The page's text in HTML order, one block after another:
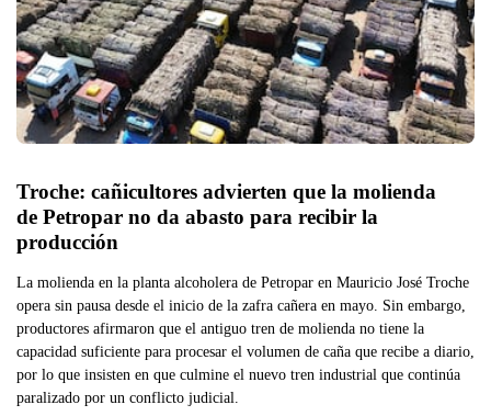
Troche: cañicultores advierten que la molienda
de Petropar no da abasto para recibir la
producción
La molienda en la planta alcoholera de Petropar en Mauricio José Troche
opera sin pausa desde el inicio de la zafra cañera en mayo. Sin embargo,
productores afirmaron que el antiguo tren de molienda no tiene la
capacidad suficiente para procesar el volumen de caña que recibe a diario,
por lo que insisten en que culmine el nuevo tren industrial que continúa
paralizado por un conflicto judicial.